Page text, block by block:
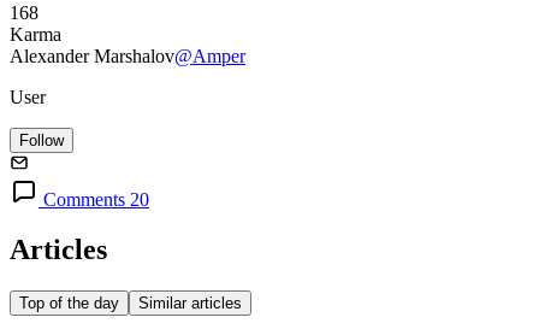
168
Karma
Alexander Marshalov@Amper
User
Follow
Comments 20
Articles
Top of the day Similar articles